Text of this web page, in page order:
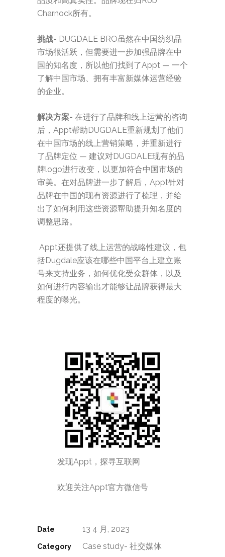
Charnock所有。
挑战- DUGDALE BRO虽然在中国纺织品
市场很活跃，但需要进一步加强品牌在中
国的知名度，所以他们找到了Appt — 一个
了解中国市场、拥有丰富新媒体运营经验
的企业。
解决方案- 在进行了品牌和线上运营的咨询
后，Appt帮助DUGDALE重新规划了他们
在中国市场的线上营销策略，并重新进行
了品牌定位 — 建议对DUGDALE现有的品
牌logo进行改变，以更加符合中国市场的
审美。在对品牌进一步了解后，Appt针对
品牌在中国的现有资源进行了梳理，并给
出了如何利用这些资源帮助提升知名度的
调整思路。
Appt还提供了线上运营的战略性建议，包
括Dugdale应该在哪些中国平台上建立账
号来支持业务，如何优化受众群体，以及
如何进行内容输出才能够让品牌获得最大
程度的曝光。
发现Appt，探寻互联网
欢迎关注Appt官方微信号
Date 13 4 月, 2023
Category Case study- 社交媒体